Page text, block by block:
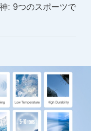
: 9つのスポーツで